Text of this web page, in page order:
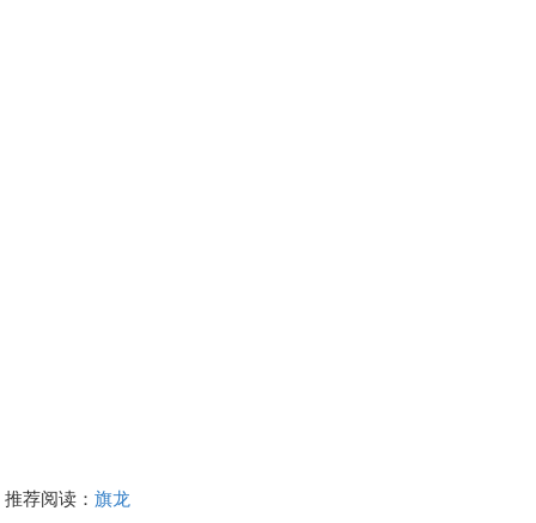
推荐阅读：旗龙